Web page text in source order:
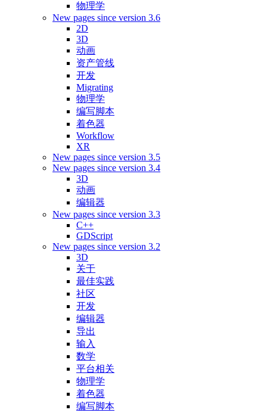
物理学
New pages since version 3.6
2D
3D
动画
资产管线
开发
Migrating
物理学
编写脚本
着色器
Workflow
XR
New pages since version 3.5
New pages since version 3.4
3D
动画
编辑器
New pages since version 3.3
C++
GDScript
New pages since version 3.2
3D
关于
最佳实践
社区
开发
编辑器
导出
输入
数学
平台相关
物理学
着色器
编写脚本